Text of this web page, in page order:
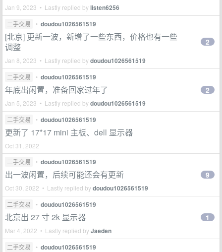
Jan 9, 2023 • Lastly replied bylisten6256
二手交易 • doudou1026561519
[北京] 更新一波，新增了一些东西，价格也有一些
调整
Jan 8, 2023 • Lastly replied bydoudou1026561519
2
二手交易 • doudou1026561519
年底出闲置，准备回家过年了
Jan 5, 2023 • Lastly replied bydoudou1026561519
2
二手交易 • doudou1026561519
更新了 17*17 mini 主板、dell 显示器
Oct 31, 2022
二手交易
• doudou1026561519
出一波闲置，后续可能还会有更新
Oct 30, 2022 • Lastly replied bydoudou1026561519
9
二手交易 • doudou1026561519
北京出 27 寸 2k 显示器
Mar 4, 2022 • Lastly replied byJaeden
1
二手交易 • doudou1026561519